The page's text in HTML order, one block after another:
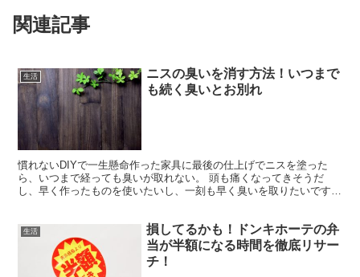
関連記事
生活
ニスの臭いを消す方法！いつまで
も続く臭いとお別れ
慣れないDIYで一生懸命作った家具に最後の仕上げでニスを塗った
ら、いつまで経っても臭いが取れない。 頭も痛くなってきそうだ
し、早く作ったものを使いたいし、一刻も早く臭いを取りたいですよ
生活
損してるかも！ドンキホーテの弁
当が半額になる時間を徹底リサー
チ！